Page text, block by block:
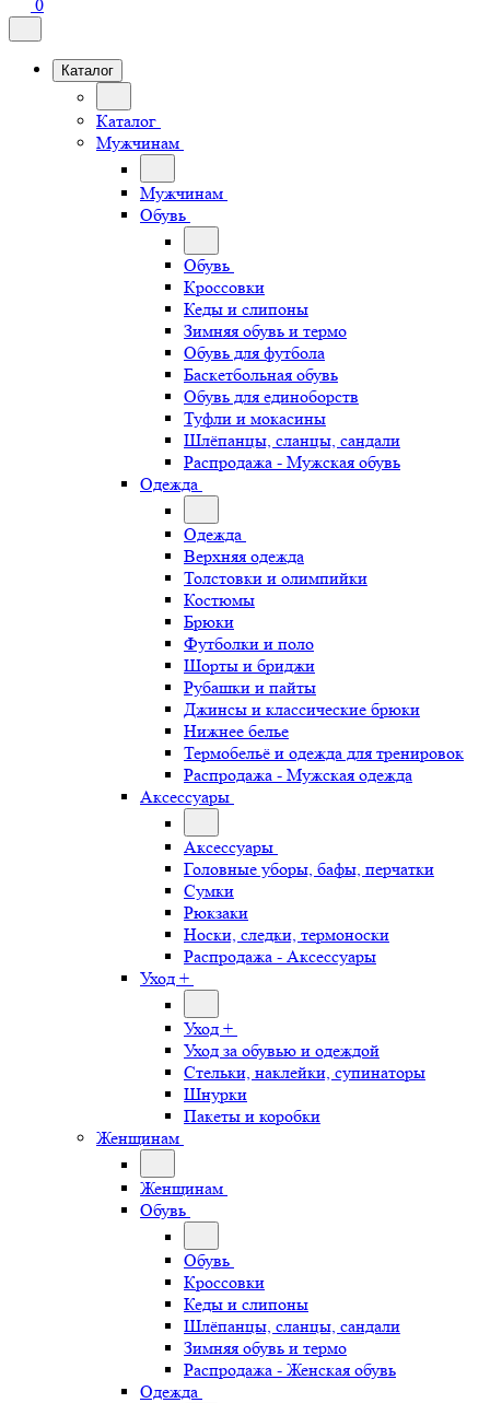
0
Каталог
Каталог
Мужчинам
Мужчинам
Обувь
Обувь
Кроссовки
Кеды и слипоны
Зимняя обувь и термо
Обувь для футбола
Баскетбольная обувь
Обувь для единоборств
Туфли и мокасины
Шлёпанцы, сланцы, сандали
Распродажа - Мужская обувь
Одежда
Одежда
Верхняя одежда
Толстовки и олимпийки
Костюмы
Брюки
Футболки и поло
Шорты и бриджи
Рубашки и пайты
Джинсы и классические брюки
Нижнее белье
Термобельё и одежда для тренировок
Распродажа - Мужская одежда
Аксессуары
Аксессуары
Головные уборы, бафы, перчатки
Сумки
Рюкзаки
Носки, следки, термоноски
Распродажа - Аксессуары
Уход +
Уход +
Уход за обувью и одеждой
Стельки, наклейки, супинаторы
Шнурки
Пакеты и коробки
Женщинам
Женщинам
Обувь
Обувь
Кроссовки
Кеды и слипоны
Шлёпанцы, сланцы, сандали
Зимняя обувь и термо
Распродажа - Женская обувь
Одежда